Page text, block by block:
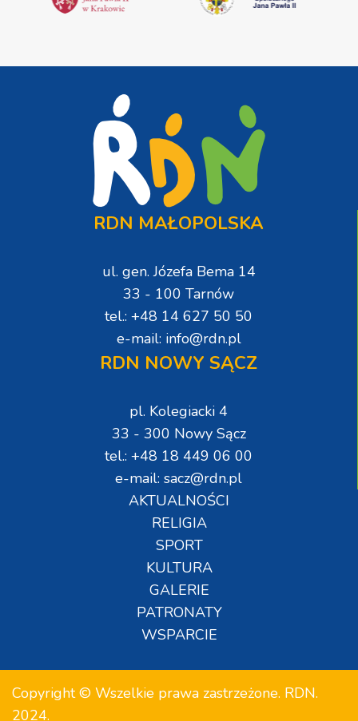
RDN MAŁOPOLSKA
ul. gen. Józefa Bema 14
33 - 100 Tarnów
tel.: +48 14 627 50 50
e-mail: info@rdn.pl
RDN NOWY SĄCZ
pl. Kolegiacki 4
33 - 300 Nowy Sącz
tel.: +48 18 449 06 00
e-mail: sacz@rdn.pl
AKTUALNOŚCI
RELIGIA
SPORT
KULTURA
GALERIE
PATRONATY
WSPARCIE
Copyright © Wszelkie prawa zastrzeżone. RDN.
2024.